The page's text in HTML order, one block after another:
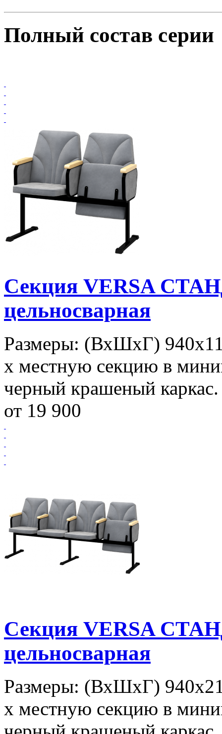
Полный состав серии
Секция VERSA
цельносварная
Размеры: (ВхШхГ)
х местную секцию в
черный крашеный
от 19 900
Секция VERSA
цельносварная
Размеры: (ВхШхГ)
х местную секцию в